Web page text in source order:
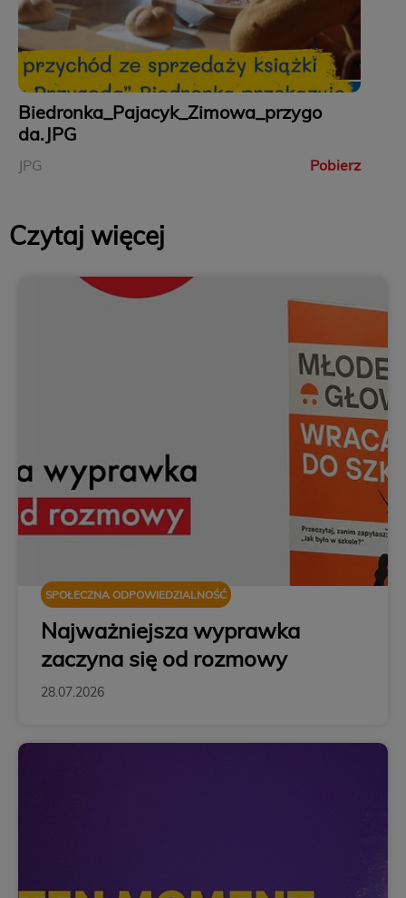
Biedronka_Pajacyk_Zimowa_przygo
da.JPG
JPG Pobierz
Czytaj więcej
SPOŁECZNA ODPOWIEDZIALNOŚĆ
Najważniejsza wyprawka
zaczyna się od rozmowy
28.07.2026